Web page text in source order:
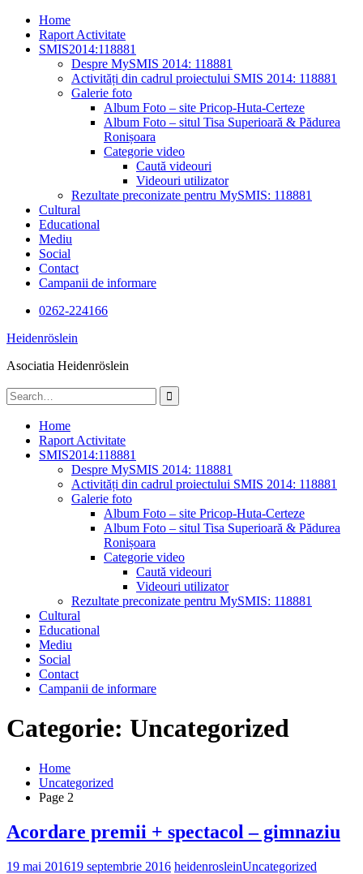
Skip
content
Home
Raport Activitate
SMIS2014:118881
Despre MySMIS 2014: 118881
Activități din cadrul proiectului SMIS 2014: 118881
Galerie foto
Album Foto – site Pricop-Huta-Certeze
Album Foto – situl Tisa Superioară & Pădurea
Ronișoara
Categorie video
Caută videouri
Videouri utilizator
Rezultate preconizate pentru MySMIS: 118881
Cultural
Educational
Mediu
Social
Contact
Campanii de informare
0262-224166
Heidenröslein
Asociatia Heidenröslein
Search
for:
Home
Raport Activitate
SMIS2014:118881
Despre MySMIS 2014: 118881
Activități din cadrul proiectului SMIS 2014: 118881
Galerie foto
Album Foto – site Pricop-Huta-Certeze
Album Foto – situl Tisa Superioară & Pădurea
Ronișoara
Categorie video
Caută videouri
Videouri utilizator
Rezultate preconizate pentru MySMIS: 118881
Cultural
Educational
Mediu
Social
Contact
Campanii de informare
Categorie: Uncategorized
Home
Uncategorized
Page 2
Acordare premii + spectacol – gimnaziu
19 mai 201619 septembrie 2016 heidenrosleinUncategorized